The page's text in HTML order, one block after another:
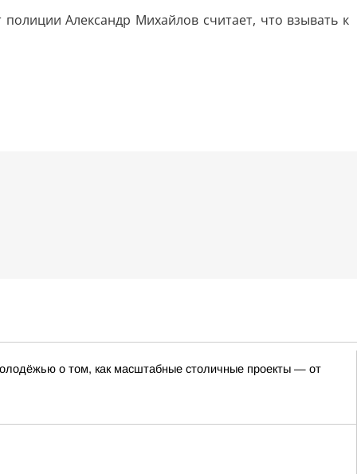
Александр Михайлов считает, что взывать к
о том, как масштабные столичные проекты — от